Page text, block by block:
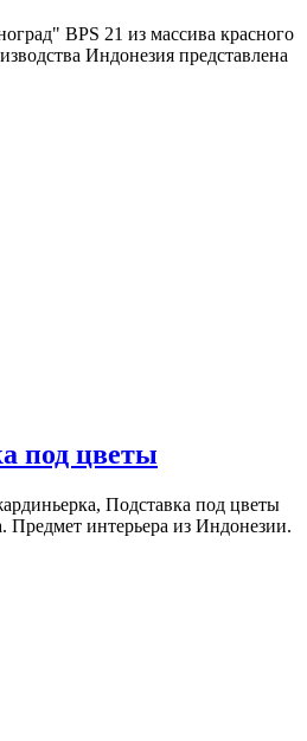
BPS 21 из массива красного
Индонезия представлена
под цветы
Подставка под цветы
Предмет интерьера из Индонезии.